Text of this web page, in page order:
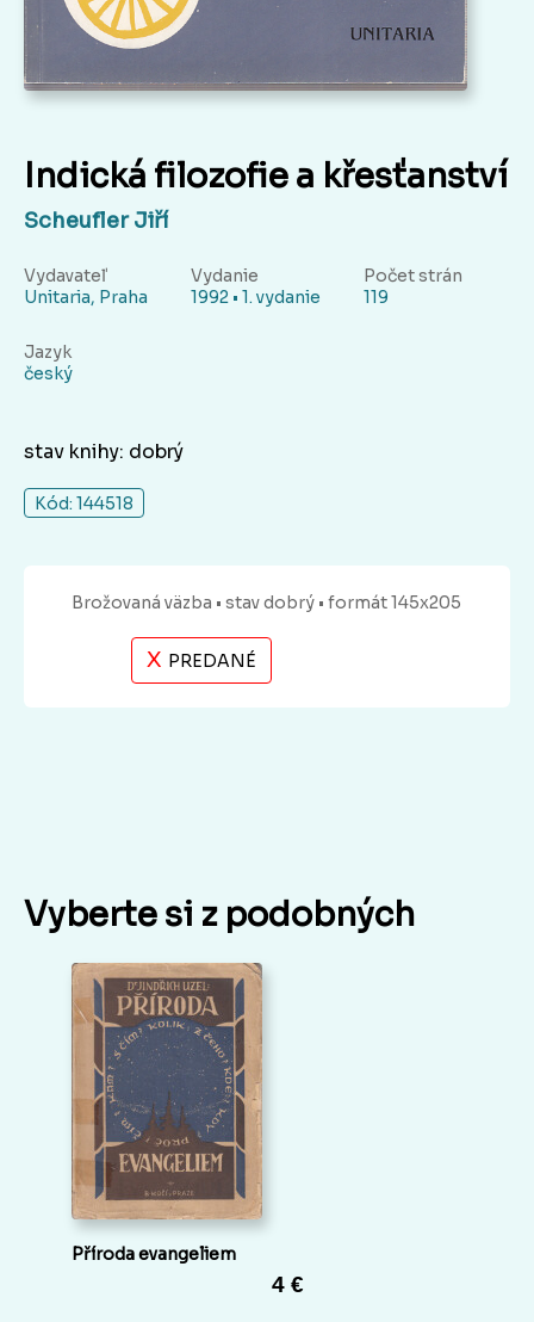
Indická filozofie a křesťanství
Scheufler Jiří
Vydavateľ
Unitaria, Praha
Vydanie
1992 • 1. vydanie
Počet strán
119
Jazyk
český
stav knihy: dobrý
Kód: 144518
Brožovaná väzba • stav dobrý • formát 145x205
X PREDANÉ
Vyberte si z podobných
Příroda evangeliem
4 €